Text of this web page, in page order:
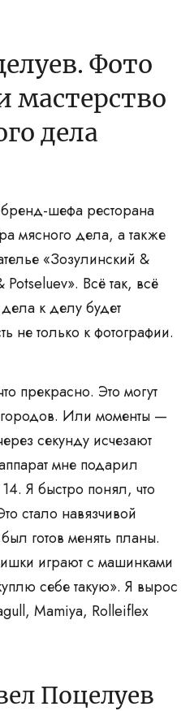
Фото
мастерство
дела
шефа ресторана
мясного дела, а также
«Зозулинский &
Всё так, всё
к делу будет
не только к фотографии.
прекрасно. Это могут
Или моменты —
секунду исчезают
мне подарил
Я быстро понял, что
стало навязчивой
готов менять планы.
играют с машинками
себе такую». Я вырос
Mamiya, Rolleiflex
Поцелуев